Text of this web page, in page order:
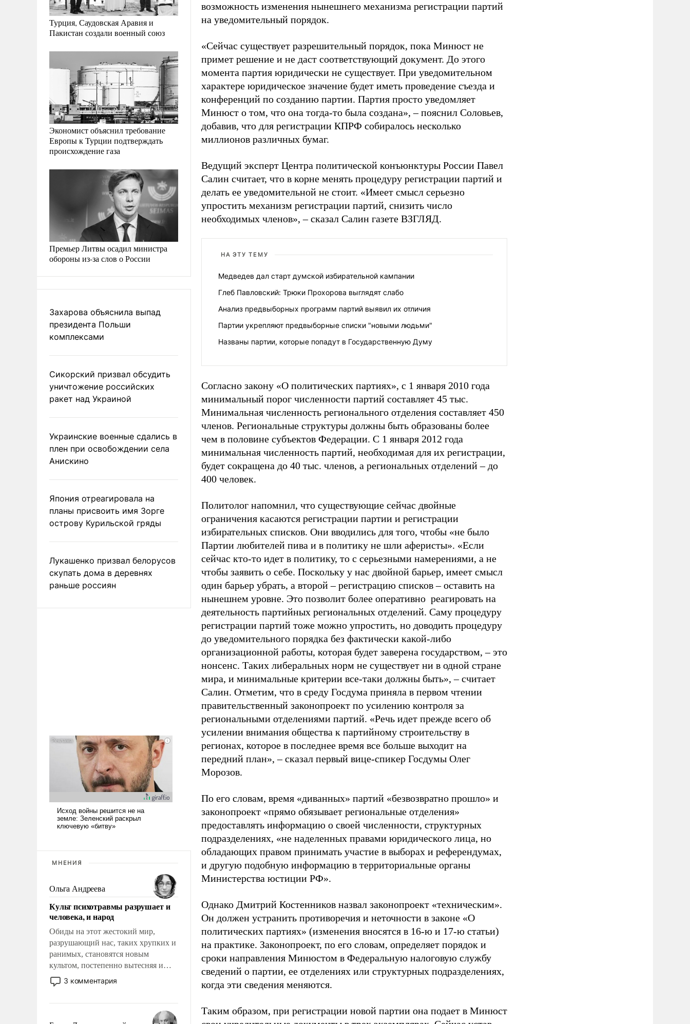
Турция, Саудовская Аравия и
Пакистан создали военный союз
Экономист объяснил требование
Европы к Турции подтверждать
происхождение газа
Премьер Литвы осадил министра
обороны из-за слов о России
Захарова объяснила выпад
президента Польши
комплексами
Сикорский призвал обсудить
уничтожение российских
ракет над Украиной
Украинские военные сдались в
плен при освобождении села
Анискино
Япония отреагировала на
планы присвоить имя Зорге
острову Курильской гряды
Лукашенко призвал белорусов
скупать дома в деревнях
раньше россиян
МНЕНИЯ
Ольга Андреева
Культ психотравмы разрушает и
человека, и народ
Обиды на этот жестокий мир,
разрушающий нас, таких хрупких и
ранимых, становятся новым
культом, постепенно вытесняя и
отменяя традиционное требование к
человеку – быть мужественным и
на себя ответственность, помогать
слабым, идти вперед и
3 комментария
возможность изменения нынешнего механизма регистрации партий
на уведомительный порядок.
«Сейчас существует разрешительный порядок, пока Минюст не
примет решение и не даст соответствующий документ. До этого
момента партия юридически не существует. При уведомительном
характере юридическое значение будет иметь проведение съезда и
конференций по созданию партии. Партия просто уведомляет
Минюст о том, что она тогда-то была создана», – пояснил Соловьев,
добавив, что для регистрации КПРФ собиралось несколько
миллионов различных бумаг.
Ведущий эксперт Центра политической конъюнктуры России Павел
Салин считает, что в корне менять процедуру регистрации партий и
делать ее уведомительной не стоит. «Имеет смысл серьезно
упростить механизм регистрации партий, снизить число
необходимых членов», – сказал Салин газете ВЗГЛЯД.
НА ЭТУ ТЕМУ
Медведев дал старт думской избирательной кампании
Глеб Павловский: Трюки Прохорова выглядят слабо
Анализ предвыборных программ партий выявил их отличия
Партии укрепляют предвыборные списки "новыми людьми"
Названы партии, которые попадут в Государственную Думу
Согласно закону «О политических партиях», с 1 января 2010 года
минимальный порог численности партий составляет 45 тыс.
Минимальная численность регионального отделения составляет 450
членов. Региональные структуры должны быть образованы более
чем в половине субъектов Федерации. С 1 января 2012 года
минимальная численность партий, необходимая для их регистрации,
будет сокращена до 40 тыс. членов, а региональных отделений – до
400 человек.
Политолог напомнил, что существующие сейчас двойные
ограничения касаются регистрации партии и регистрации
избирательных списков. Они вводились для того, чтобы «не было
Партии любителей пива и в политику не шли аферисты». «Если
сейчас кто-то идет в политику, то с серьезными намерениями, а не
чтобы заявить о себе. Поскольку у нас двойной барьер, имеет смысл
один барьер убрать, а второй – регистрацию списков – оставить на
нынешнем уровне. Это позволит более оперативно реагировать на
деятельность партийных региональных отделений. Саму процедуру
регистрации партий тоже можно упростить, но доводить процедуру
до уведомительного порядка без фактически какой-либо
организационной работы, которая будет заверена государством, – это
нонсенс. Таких либеральных норм не существует ни в одной стране
мира, и минимальные критерии все-таки должны быть», – считает
Салин. Отметим, что в среду Госдума приняла в первом чтении
правительственный законопроект по усилению контроля за
региональными отделениями партий. «Речь идет прежде всего об
усилении внимания общества к партийному строительству в
регионах, которое в последнее время все больше выходит на
передний план», – сказал первый вице-спикер Госдумы Олег
Морозов.
По его словам, время «диванных» партий «безвозвратно прошло» и
законопроект «прямо обязывает региональные отделения»
предоставлять информацию о своей численности, структурных
подразделениях, «не наделенных правами юридического лица, но
обладающих правом принимать участие в выборах и референдумах,
и другую подобную информацию в территориальные органы
Министерства юстиции РФ».
Однако Дмитрий Костенников назвал законопроект «техническим».
Он должен устранить противоречия и неточности в законе «О
политических партиях» (изменения вносятся в 16-ю и 17-ю статьи)
на практике. Законопроект, по его словам, определяет порядок и
сроки направления Минюстом в Федеральную налоговую службу
сведений о партии, ее отделениях или структурных подразделениях,
когда эти сведения меняются.
Таким образом, при регистрации новой партии она подает в Минюст